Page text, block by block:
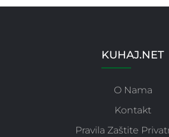
KUHAJ.NET
O Nama
Kontakt
Pravila Zaštite